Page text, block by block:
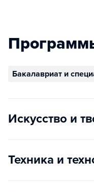
Бакалавриат и
Искусство и
Техника и